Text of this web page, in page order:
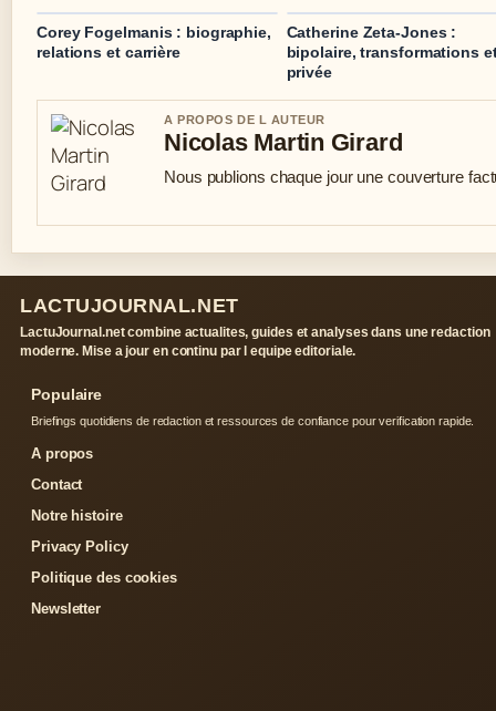
Corey Fogelmanis : biographie,
relations et carrière
Catherine Zeta-Jones :
bipolaire, transformations
privée
A PROPOS DE L AUTEUR
Nicolas Martin Girard
Nous publions chaque jour une couverture
LACTUJOURNAL.NET
LactuJournal.net combine actualites, guides et analyses dans une redaction
moderne. Mise a jour en continu par l equipe editoriale.
Populaire
Briefings quotidiens de redaction et ressources de confiance pour verification rapide.
A propos
Contact
Notre histoire
Privacy Policy
Politique des cookies
Newsletter